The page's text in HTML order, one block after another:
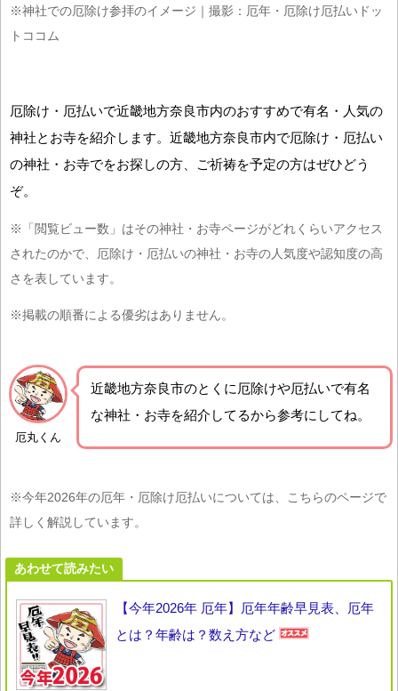
※神社での厄除け参拝のイメージ｜撮影：厄年・厄除け厄払いドッ
トココム
厄除け・厄払いで近畿地方奈良市内のおすすめで有名・人気の
神社とお寺を紹介します。近畿地方奈良市内で厄除け・厄払い
の神社・お寺でをお探しの方、ご祈祷を予定の方はぜひどう
ぞ。
※「閲覧ビュー数」はその神社・お寺ページがどれくらいアクセス
されたのかで、厄除け・厄払いの神社・お寺の人気度や認知度の高
さを表しています。
※掲載の順番による優劣はありません。
厄丸くん
近畿地方奈良市のとくに厄除けや厄払いで有名
な神社・お寺を紹介 してるから参考にしてね。
※今年2026年の厄年・厄除け厄払いについては、こちらのページで
詳しく解説しています。
あわせて読みたい
【今年2026年 厄年】厄年年齢早見表、厄年
とは？年齢は？数え方など